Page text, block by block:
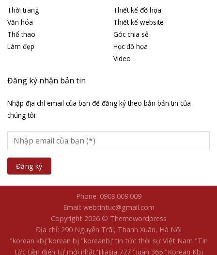
Thời trang
Văn hóa
Thể thao
Làm đẹp
Thiết kế đồ họa
Thiết kế website
Góc chia sẻ
Học đồ họa
Video
Đăng ký nhận bản tin
Nhập địa chỉ email của bạn để đăng ký theo bản bản tin của
chúng tôi:
Phone: 0909.009.009
Email: webtintuc@gmail.com
Copyright 2026 © Themewordpress
Địa chỉ: 290 Nguyễn Trãi, Thanh Xuân, Hà Nội
"korean kbj​"korean bj "koreanbj​"tin tức thời sự Việt Nam "Tin
tức tiền điện tử mới nhất​"Jiliasia 777 "Juan 365 "Korean Kbj